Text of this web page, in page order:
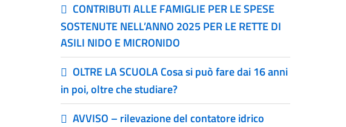
CONTRIBUTI ALLE FAMIGLIE PER LE SPESE
SOSTENUTE NELL’ANNO 2025 PER LE RETTE DI
ASILI NIDO E MICRONIDO
OLTRE LA SCUOLA Cosa si può fare dai 16 anni
in poi, oltre che studiare?
AVVISO – rilevazione del contatore idrico